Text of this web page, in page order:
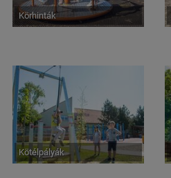
Körhinták
Kötélpályák